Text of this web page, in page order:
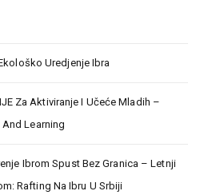
Uredjenje Ibra
Za Aktiviranje I Učeće Mladih –
And Learning
Ibrom Spust Bez Granica – Letnji
Rafting Na Ibru U Srbiji